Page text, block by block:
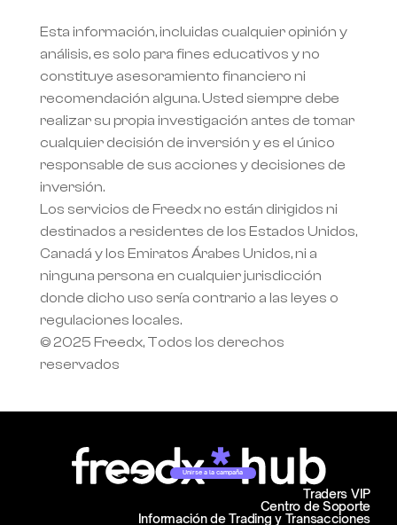
Esta información, incluidas cualquier opinión y
análisis, es solo para fines educativos y no
constituye asesoramiento financiero ni
recomendación alguna. Usted siempre debe
realizar su propia investigación antes de tomar
cualquier decisión de inversión y es el único
responsable de sus acciones y decisiones de
inversión.
Los servicios de Freedx no están dirigidos ni
destinados a residentes de los Estados Unidos,
Canadá y los Emiratos Árabes Unidos, ni a
ninguna persona en cualquier jurisdicción
donde dicho uso sería contrario a las leyes o
regulaciones locales.
© 2025 Freedx, Todos los derechos
reservados
Unirse a la campaña
Centro de Soporte
Información de Trading y Transacciones
Traders VIP